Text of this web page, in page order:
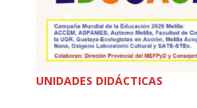
UNIDADES DIDÁCTICAS